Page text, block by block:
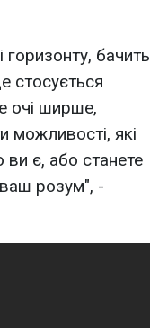
бачить
стосується
очі ширше,
можливості, які
є, або станете
розум", -